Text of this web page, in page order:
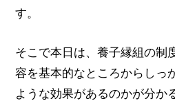
す。
そこで本日は、養子縁組の制
容を基本的なところからしっ
ような効果があるのかが分か